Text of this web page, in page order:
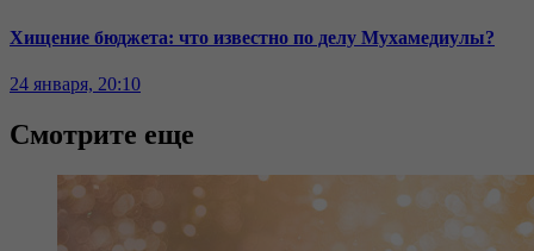
Хищение бюджета: что известно по делу Мухамедиулы?
24 января, 20:10
Смотрите еще